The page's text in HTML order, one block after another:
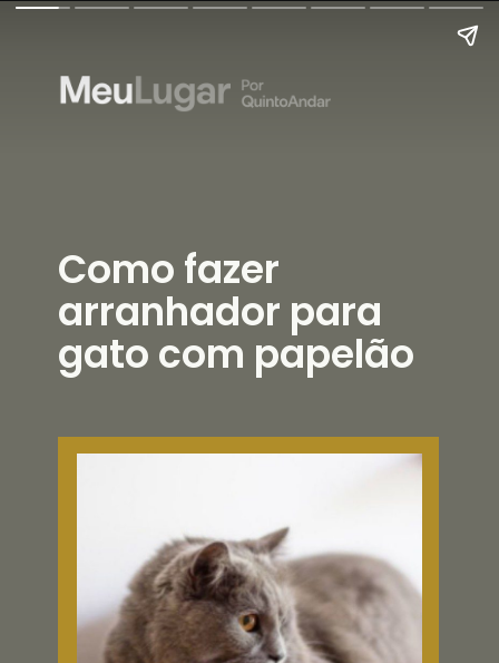
Como fazer
arranhador para
gato com papelão